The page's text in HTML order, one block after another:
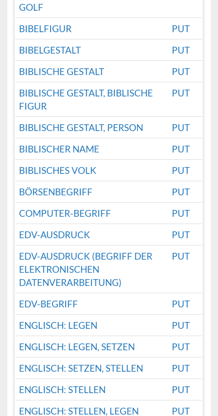
GOLF
BIBELFIGUR
PUT
BIBELGESTALT
PUT
BIBLISCHE GESTALT
PUT
BIBLISCHE GESTALT, BIBLISCHE
FIGUR
PUT
BIBLISCHE GESTALT, PERSON
PUT
BIBLISCHER NAME
PUT
BIBLISCHES VOLK
PUT
BÖRSENBEGRIFF
PUT
COMPUTER-BEGRIFF
PUT
EDV-AUSDRUCK
PUT
EDV-AUSDRUCK (BEGRIFF DER
ELEKTRONISCHEN
DATENVERARBEITUNG)
PUT
EDV-BEGRIFF
PUT
ENGLISCH: LEGEN
PUT
ENGLISCH: LEGEN, SETZEN
PUT
ENGLISCH: SETZEN, STELLEN
PUT
ENGLISCH: STELLEN
PUT
ENGLISCH: STELLEN, LEGEN
PUT